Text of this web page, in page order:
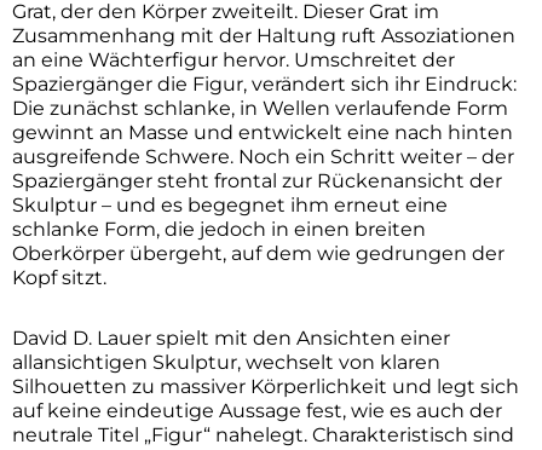
Grat, der den Körper zweiteilt. Dieser Grat im
Zusammenhang mit der Haltung ruft Assoziationen
an eine Wächterfigur hervor. Umschreitet der
Spaziergänger die Figur, verändert sich ihr Eindruck:
Die zunächst schlanke, in Wellen verlaufende Form
gewinnt an Masse und entwickelt eine nach hinten
ausgreifende Schwere. Noch ein Schritt weiter – der
Spaziergänger steht frontal zur Rückenansicht der
Skulptur – und es begegnet ihm erneut eine
schlanke Form, die jedoch in einen breiten
Oberkörper übergeht, auf dem wie gedrungen der
Kopf sitzt.
David D. Lauer spielt mit den Ansichten einer
allansichtigen Skulptur, wechselt von klaren
Silhouetten zu massiver Körperlichkeit und legt sich
auf keine eindeutige Aussage fest, wie es auch der
neutrale Titel „Figur“ nahelegt. Charakteristisch sind